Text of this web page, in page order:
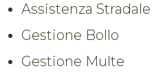
Assistenza Stradale
Gestione Bollo
Gestione Multe